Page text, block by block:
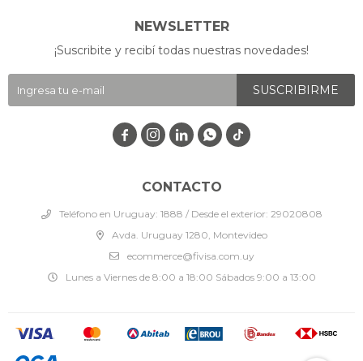
CONTACTO
Teléfono en Uruguay: 1888 / Desde el exterior: 29020808
Avda. Uruguay 1280, Montevideo
ecommerce@fivisa.com.uy
Lunes a Viernes de 8:00 a 18:00 Sábados 9:00 a 13:00
NEWSLETTER
¡Suscribite y recibí todas nuestras novedades!
SUSCRIBIRME
   